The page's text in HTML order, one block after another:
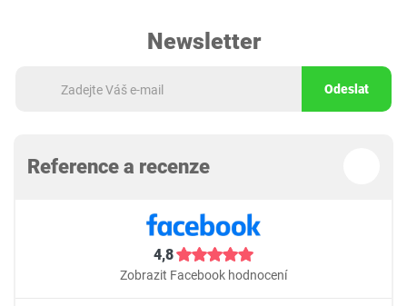
Newsletter
Odeslat
Reference a recenze
4,8
Zobrazit Facebook hodnocení